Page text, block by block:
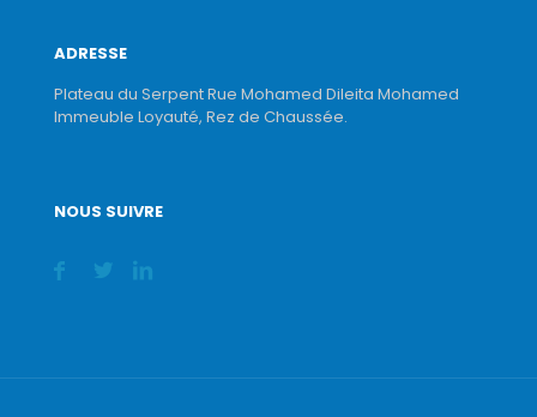
ADRESSE
Plateau du Serpent Rue Mohamed Dileita Mohamed
Immeuble Loyauté, Rez de Chaussée.
NOUS SUIVRE